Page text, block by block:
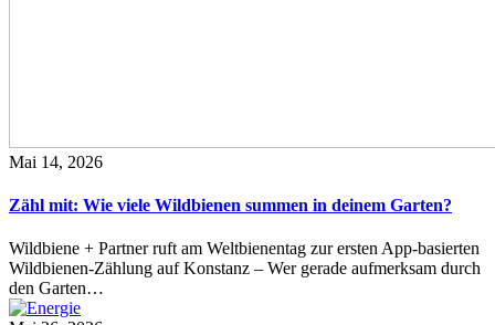
Mai 14, 2026
Zähl mit: Wie viele Wildbienen summen in deinem Garten?
Wildbiene + Partner ruft am Weltbienentag zur ersten App-basierten
Wildbienen-Zählung auf Konstanz – Wer gerade aufmerksam durch
den Garten…